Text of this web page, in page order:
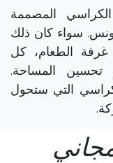
المصممة
سواء كان ذلك
غرفة الطعام، كل
المساحة.
التي ستحول